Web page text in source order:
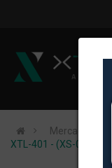
Mercados de
XTL-401 - (XS-005) -